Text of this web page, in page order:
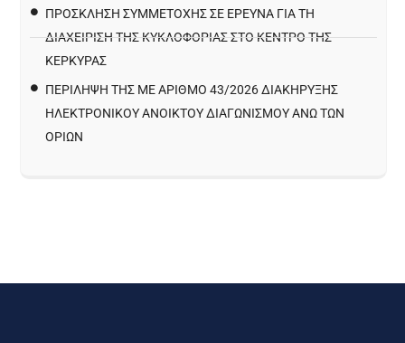
ΠΡΌΣΚΛΗΣΗ ΣΥΜΜΕΤΟΧΉΣ ΣΕ ΈΡΕΥΝΑ ΓΙΑ ΤΗ
ΔΙΑΧΕΊΡΙΣΗ ΤΗΣ ΚΥΚΛΟΦΟΡΊΑΣ ΣΤΟ ΚΈΝΤΡΟ ΤΗΣ
ΚΈΡΚΥΡΑΣ
ΠΕΡΙΛΗΨΗ ΤΗΣ ΜΕ ΑΡΙΘΜΟ 43/2026 ΔΙΑΚΗΡΥΞΗΣ
ΗΛΕΚΤΡΟΝΙΚΟΥ ΑΝΟΙΚΤΟΥ ΔΙΑΓΩΝΙΣΜΟΥ ΑΝΩ ΤΩΝ
ΟΡΙΩΝ